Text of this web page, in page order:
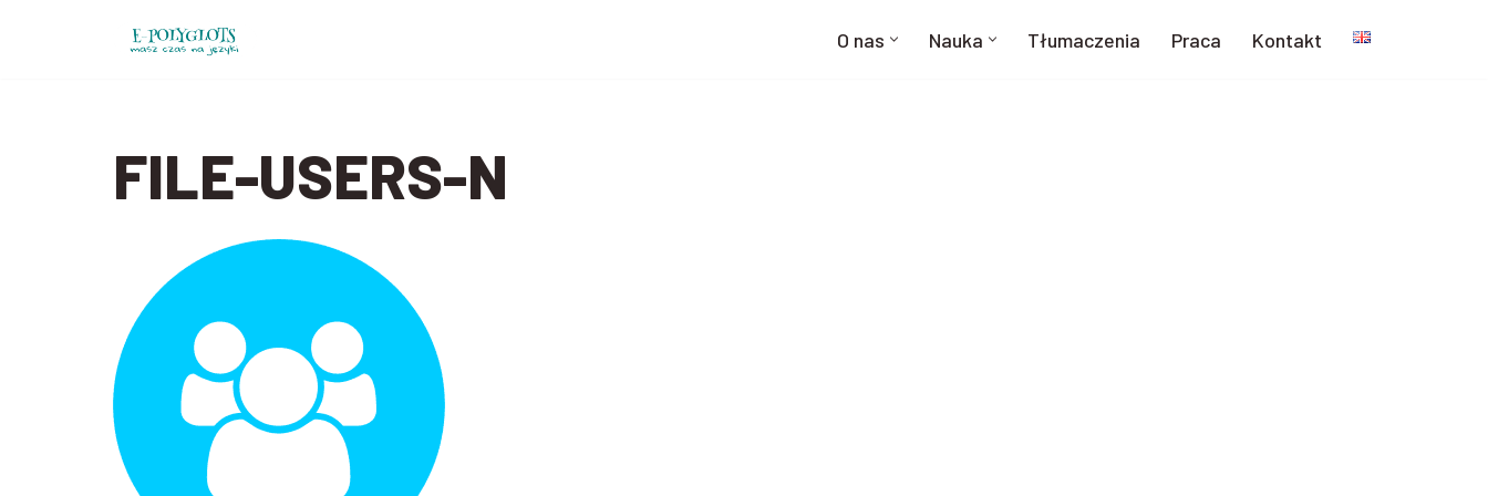
O nas Nauka Tłumaczenia Praca Kontakt
FILE-USERS-N